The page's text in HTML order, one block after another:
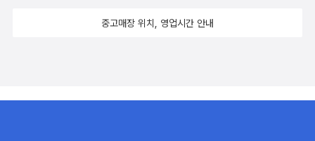
곳에 도착해서 안도했고, 내가 기억하는 것보다 훨씬 더 여신 포스 자
을에서 씨앗호떡과 어묵을 먹었는데 흐린 날씨 덕분에 고즈넉한 분위
은 사회자였는데 이름은 까먹은 여자 MC가 너무 성의없이 준비해 오
중고매장 위치, 영업시간 안내